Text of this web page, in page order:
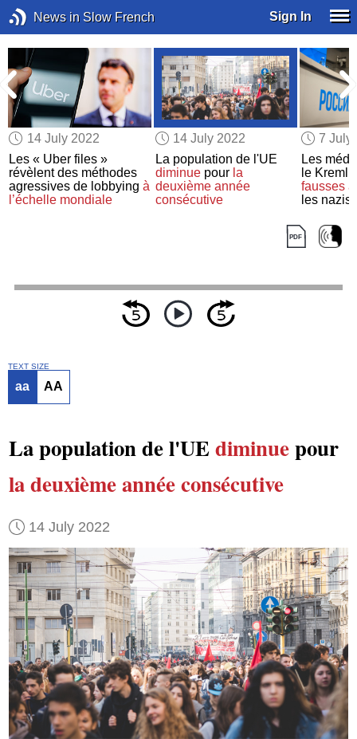
News in Slow French Sign In
14 July 2022
Les « Uber files »
révèlent des méthodes
agressives de lobbyingà
l’échelle mondiale
14 July 2022
La population de l'UE
diminuepour la
deuxième année
consécutive
7 July
Les
le
fausses
les nazis
TEXT SIZE
aa AA
La population de l'UEdiminuepour
la deuxième année consécutive
14 July 2022